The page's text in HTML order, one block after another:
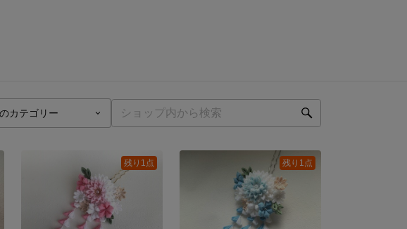
残り1点 残り1点